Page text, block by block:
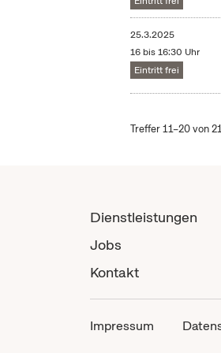
25.3.2025
16 bis 16:30 Uhr
Eintritt frei
Treffer 11–20 von
Dienstleistungen
Jobs
Kontakt
Impressum